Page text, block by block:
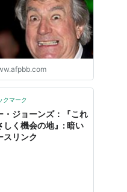
クマーク
・ジョーンズ：『これ
しく機会の地』: 暗い
スリンク